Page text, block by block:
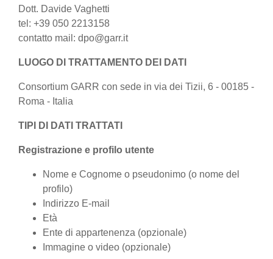
Dott. Davide Vaghetti
tel: +39 050 2213158
contatto mail: dpo@garr.it
LUOGO DI TRATTAMENTO DEI DATI
Consortium GARR con sede in via dei Tizii, 6 - 00185 -
Roma - Italia
TIPI DI DATI TRATTATI
Registrazione e profilo utente
Nome e Cognome o pseudonimo (o nome del
profilo)
Indirizzo E-mail
Età
Ente di appartenenza (opzionale)
Immagine o video (opzionale)